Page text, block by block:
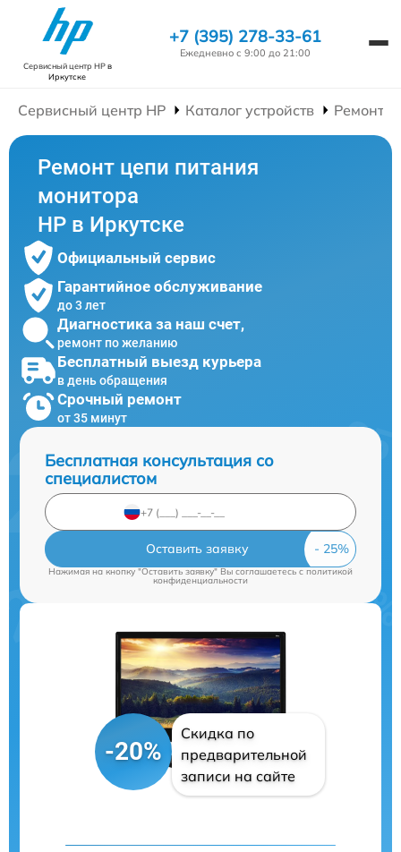
Сервисный центр HPв
Иркутске
+7 (395) 278-33-61
Ежедневно с 9:00 до 21:00
Сервисный центр HP Каталог устройств Ремонт
Ремонт цепи питания
монитора
HP в Иркутске
Официальный сервис
Гарантийное обслуживание
до 3 лет
Диагностика за наш счет,
ремонт по желанию
Бесплатный выезд курьера
в день обращения
Срочный ремонт
от 35 минут
Бесплатная консультация со
специалистом
Оставить заявку
Нажимая на кнопку "Оставить заявку" Вы соглашаетесь cполитикой
конфиденциальности
-20%
Скидка по
предварительной
записи на сайте